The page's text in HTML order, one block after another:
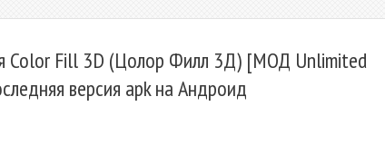
Color Fill 3D (Цолор Филл 3Д) [МОД Unlimited
версия apk на Андроид